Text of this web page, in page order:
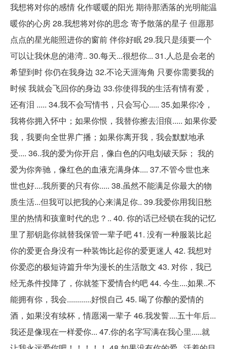
我想将对你的感情 化作暖暖的阳光 期待那洒落的光明能温
暖你的心房 28.我想将对你的思念 寄予散落的星子 但愿那
点点的星光能照进你的窗前 伴你好眠 29.我只是须要一个
可以让我休息的港湾.. 30.每天...很想你... 31.人总是会老的
希望到时 你仍在我身边 32.不论天涯海角 只要你需要我的
时候 我就会飞回你的身边 33.你使得我的生活有情有爱，
还有泪 ..... 34.我不会写情书，只会写心..... 35.如果你冷，
我将你拥入怀中；如果你恨，我替你擦去泪痕..... 如果你爱
我，我要向全世界广播；如果你离开我，我会默默地承
受.... 36..我的爱为你开启，像白色的闪电划破天际； 我的
爱为你奔驰，像红色的血液充满身体.... 37.不管今世也来
世也好....我所要的只有你..... 38.虽然不能满足你最大的物
质生活...但我可以把我的心来满足你.. 39.我爱你用我旧愁
里的热情和孩童时代的忠？.. 40. 你的话已经锁在我的记忆
里了那钥匙你就替我保管一辈子吧 41. 没有一种服装比起
你的爱更合身没有一种装饰比起你的爱更迷人 42. 我想对
你爱恋的极短诗篇升华为漫长的生活散文 43. 对你，我已
经无条件投降了，你就签下爱情合约吧 44. 今生....如果..不
能拥有你，我会............好恨自己 45. 喝了你酿的爱情的
酒，如果没有续杯，情愿渴一辈子 46.我发誓....五十年后...
我还是像现在一样爱你... 47.你的名字写满在我心里.....就